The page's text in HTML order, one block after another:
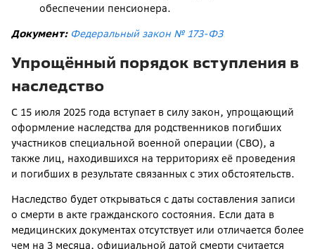
обеспечении пенсионера.
Документ: Федеральный закон № 173-ФЗ
Упрощённый порядок вступления в
наследство
С 15 июля 2025 года вступает в силу закон, упрощающий
оформление наследства для родственников погибших
участников специальной военной операции (СВО), а
также лиц, находившихся на территориях её проведения
и погибших в результате связанных с этих обстоятельств.
Наследство будет открываться с даты составления записи
о смерти в акте гражданского состояния. Если дата в
медицинских документах отсутствует или отличается более
чем на 3 месяца, официальной датой смерти считается